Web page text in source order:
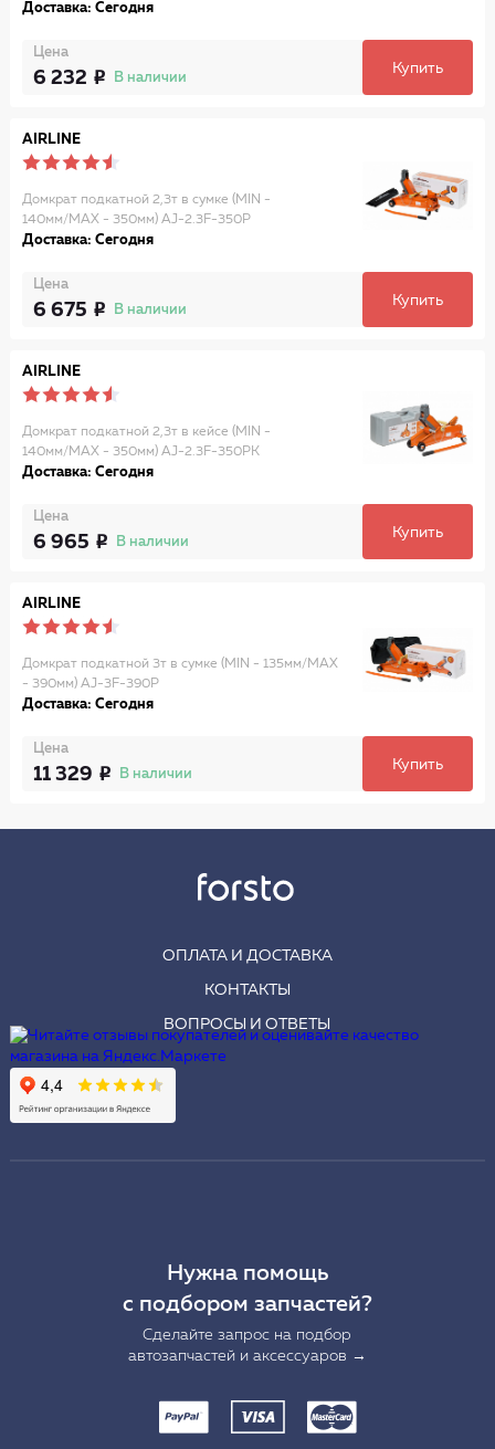
Доставка: Сегодня
Цена
6 232 В наличии
Купить
AIRLINE
Домкрат подкатной 2,3т в сумке (MIN -
140мм/MAX - 350мм) AJ-2.3F-350P
Доставка: Сегодня
Цена
6 675 В наличии
Купить
AIRLINE
Домкрат подкатной 2,3т в кейсе (MIN -
140мм/MAX - 350мм) AJ-2.3F-350PK
Доставка: Сегодня
Цена
6 965 В наличии
Купить
AIRLINE
Домкрат подкатной 3т в сумке (MIN - 135мм/MAX
- 390мм) AJ-3F-390P
Доставка: Сегодня
Цена
11 329 В наличии
Купить
ОПЛАТА И ДОСТАВКА
КОНТАКТЫ
ВОПРОСЫ И ОТВЕТЫ
Нужна помощь
с подбором запчастей?
Сделайте запрос на подбор
автозапчастей и аксессуаров →